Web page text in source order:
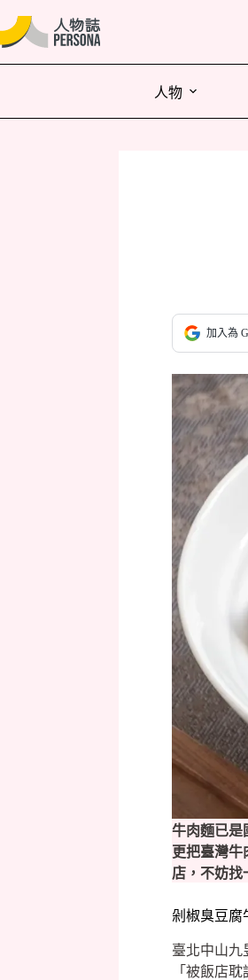
人物
加入為
牛肉麵已是
更把臺灣
店，不妨找
剁椒臭豆
臺北中山九
「被飯店